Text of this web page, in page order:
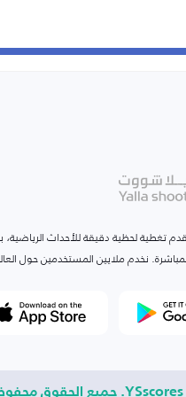
تغطية لحظية دقيقة للأحداث الرياضية،
المباشرة. نخدم ملايين المستخدمين حول